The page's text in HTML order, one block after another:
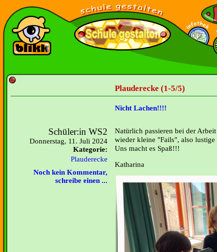
Plauderecke (1-5/5)
Nicht Lachen!!!!
Schüler:in WS2
Donnerstag, 11. Juli 2024
Kategorie:
Plauderecke
Noch kein Kommentar,
schreibe einen ...
Natürlich passieren bei der
wieder kleine "Fails", also
Uns macht es Spaß!!!
Katharina